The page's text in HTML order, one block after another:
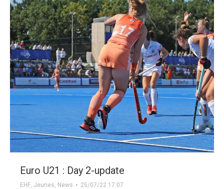
Euro U21 : Day 2-update
EHF, Jeunes, News 25/07/22 17:07